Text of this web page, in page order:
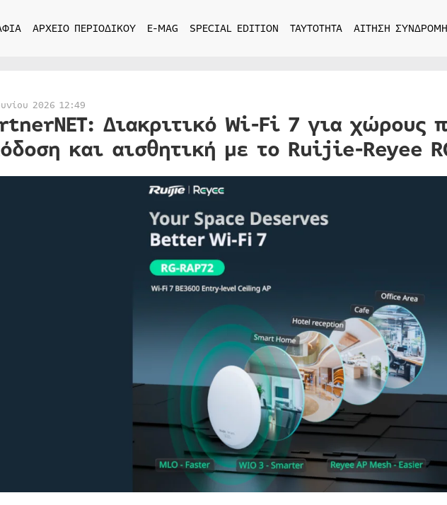
ΑΡΧΕΙΟ ΠΕΡΙΟΔΙΚΟΥ E-MAG SPECIAL EDITION ΤΑΥΤΟΤΗΤΑ ΑΙΤΗΣΗ
2026 12:49
Διακριτικό Wi-Fi 7 για χώρους
και αισθητική με το Ruijie-Reyee